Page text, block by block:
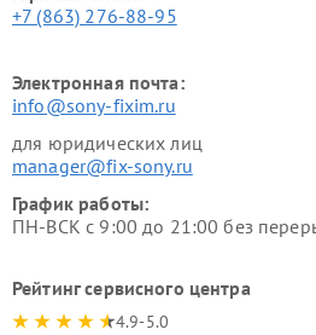
+7 (863) 276-88-95
Электронная почта:
info@sony-fixim.ru
для юридических лиц
manager@fix-sony.ru
График работы:
ПН-ВСК с 9:00 до 21:00 без
Рейтинг сервисного центра
4.9-5.0